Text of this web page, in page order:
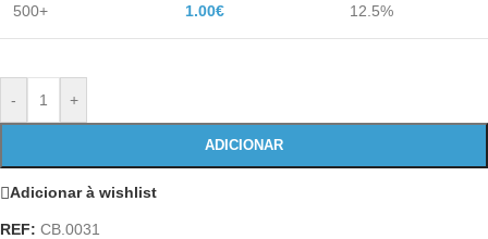
500+ 1.00€ 12.5%
- +
ADICIONAR
Adicionar à wishlist
REF: CB.0031